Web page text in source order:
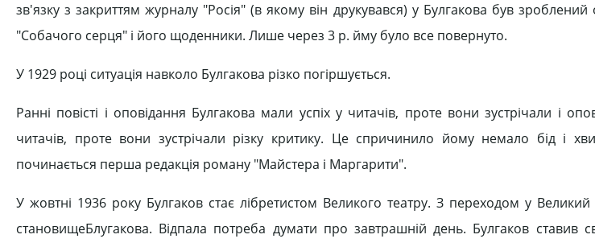
зв'язку з закриттям журналу "Росія" (в якому він друкувався) у Булгакова був
"Собачого серця" і його щоденники. Лише через 3 р. йму було все повернуто.
У 1929 році ситуація навколо Булгакова різко погіршується.
Ранні повісті і оповідання Булгакова мали успіх у читачів, проте вони зустрічали і
читачів, проте вони зустрічали різку критику. Це спричинило йому немало бід і
починається перша редакція роману "Майстера і Маргарити".
У жовтні 1936 року Булгаков стає лібретистом Великого театру. З переходом у Великий
становищеБлугакова. Відпала потреба думати про завтрашній день. Булгаков ставив